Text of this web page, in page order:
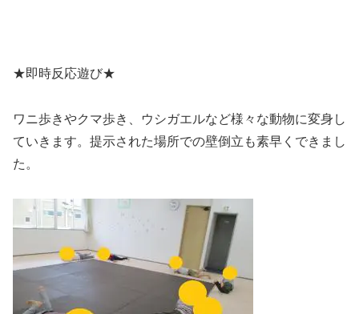
★即時反応遊び★
ワニ歩きやクマ歩き、ウシガエルなど様々な動物に変身し
ていきます。提示された場所での壁倒立も素早くできまし
た。